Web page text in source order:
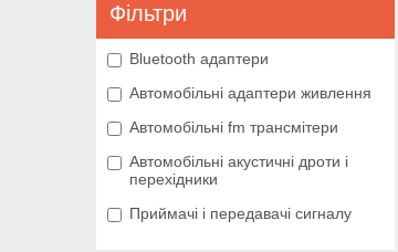
Фільтри
Bluetooth адаптери
Автомобільні адаптери живлення
Автомобільні fm трансмітери
Автомобільні акустичні дроти і
перехідники
Приймачі і передавачі сигналу